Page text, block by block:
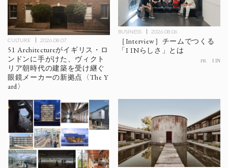
CULTURE 2026.08.07
51 Architectureがイギリス・ロ
ンドンに手がけた、ヴィクト
リア朝時代の建築を受け継ぐ
眼鏡メーカーの新拠点〈The Y
ard〉
BUSINESS 2026.08.06
［Interview］チームでつくる
「I INらしさ」とは
PR I IN